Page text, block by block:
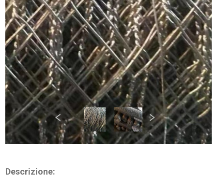
Descrizione: